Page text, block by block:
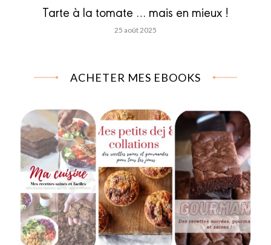
Tarte à la tomate … mais en mieux !
25 août 2025
ACHETER MES EBOOKS